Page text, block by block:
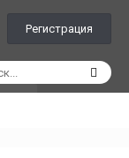
Регистрация